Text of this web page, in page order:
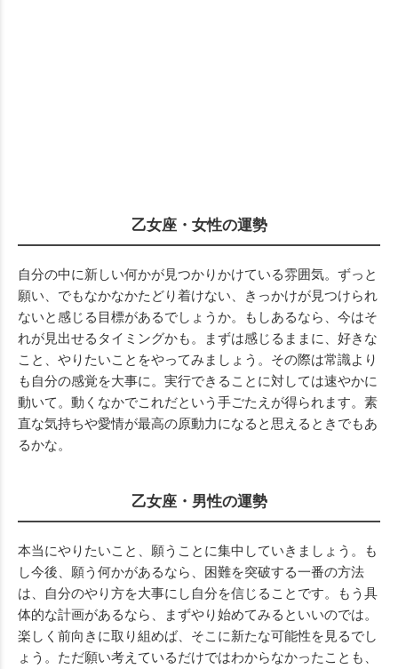
乙女座・女性の運勢
自分の中に新しい何かが見つかりかけている雰囲気。ずっと
願い、でもなかなかたどり着けない、きっかけが見つけられ
ないと感じる目標があるでしょうか。もしあるなら、今はそ
れが見出せるタイミングかも。まずは感じるままに、好きな
こと、やりたいことをやってみましょう。その際は常識より
も自分の感覚を大事に。実行できることに対しては速やかに
動いて。動くなかでこれだという手ごたえが得られます。素
直な気持ちや愛情が最高の原動力になると思えるときでもあ
るかな。
乙女座・男性の運勢
本当にやりたいこと、願うことに集中していきましょう。も
し今後、願う何かがあるなら、困難を突破する一番の方法
は、自分のやり方を大事にし自分を信じることです。もう具
体的な計画があるなら、まずやり始めてみるといいのでは。
楽しく前向きに取り組めば、そこに新たな可能性を見るでし
ょう。ただ願い考えているだけではわからなかったことも、